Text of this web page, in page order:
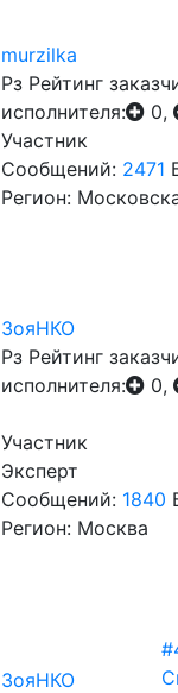
murzilka
Рз Рейтинг
исполнителя:
0,
Участник
Сообщений: 2471
Регион:
ЗояНКО
Рз Рейтинг
исполнителя:
0,
Участник
Эксперт
Сообщений: 1840
Регион: Москва
ЗояНКО